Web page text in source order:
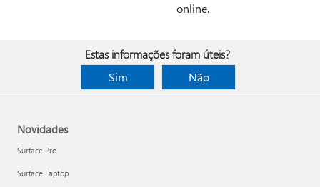
online.
Estas informações foram úteis?
Sim
Não
Novidades
Surface Pro
Surface Laptop